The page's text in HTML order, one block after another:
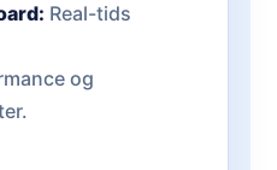
Real-tids
og